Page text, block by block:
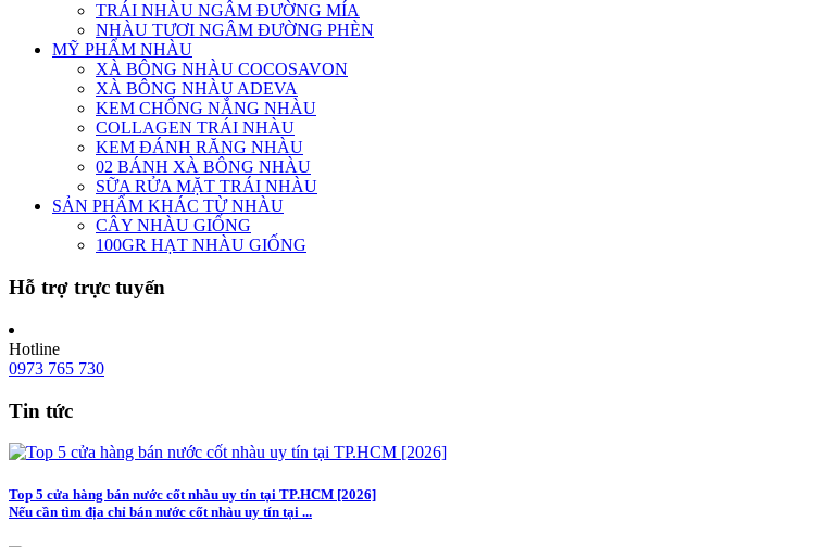
TRÁI NHÀU NGÂM ĐƯỜNG MÍA
NHÀU TƯƠI NGÂM ĐƯỜNG PHÈN
MỸ PHẨM NHÀU
XÀ BÔNG NHÀU COCOSAVON
XÀ BÔNG NHÀU ADEVA
KEM CHỐNG NẮNG NHÀU
COLLAGEN TRÁI NHÀU
KEM ĐÁNH RĂNG NHÀU
02 BÁNH XÀ BÔNG NHÀU
SỮA RỬA MẶT TRÁI NHÀU
SẢN PHẨM KHÁC TỪ NHÀU
CÂY NHÀU GIỐNG
100GR HẠT NHÀU GIỐNG
Hỗ trợ trực tuyến
Hotline
0973 765 730
Tin tức
Top 5 cửa hàng bán nước cốt nhàu uy tín tại TP.HCM [2026]
Nếu cần tìm địa chỉ bán nước cốt nhàu uy tín tại ...